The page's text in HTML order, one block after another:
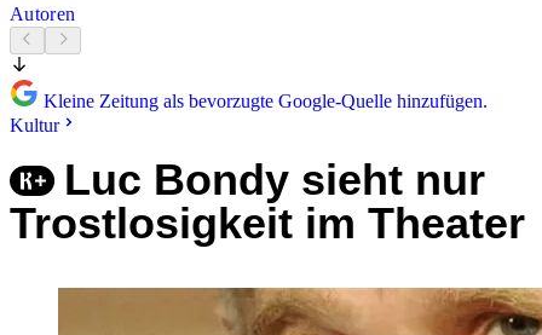
Autoren
Kleine Zeitung als bevorzugte Google-Quelle hinzufügen.
Kultur
Luc Bondy sieht nur
Trostlosigkeit im Theater